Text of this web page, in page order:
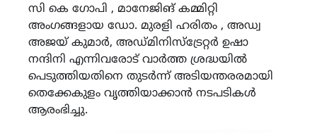
സി കെ ഗോപി , മാനേജിങ് കമ്മിറ്റി
അംഗങ്ങളായ ഡോ. മുരളി ഹരിതം , അഡ്വ
അജയ് കുമാർ, അഡ്മിനിസ്ട്രേറ്റർ ഉഷാ
നന്ദിനി എന്നിവരോട് വാർത്ത ശ്രദ്ധയിൽ
പെടുത്തിയതിനെ തുടർന്ന് അടിയന്തരരമായി
തെക്കേകുളം വൃത്തിയാക്കാൻ നടപടികൾ
ആരംഭിച്ചു.